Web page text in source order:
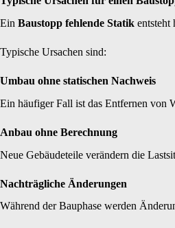
Ein Baustopp fehlende Statik entsteht
Typische Ursachen sind:
Umbau ohne statischen Nachweis
Ein häufiger Fall ist das Entfernen von
Anbau ohne Berechnung
Neue Gebäudeteile verändern die
Nachträgliche Änderungen
Während der Bauphase werden